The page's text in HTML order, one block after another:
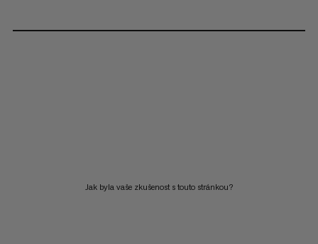
Jak byla vaše zkušenost s touto stránkou?